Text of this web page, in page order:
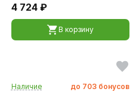
4 724 ₽
В корзину
Наличие до 703 бонусов